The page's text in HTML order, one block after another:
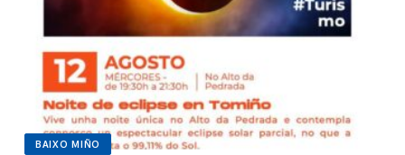
BAIXO MIÑO